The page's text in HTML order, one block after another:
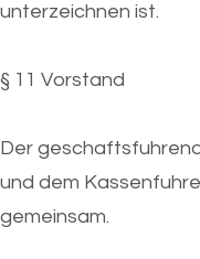
unterzeichnen ist.
§ 11 Vorstand
Der
und dem
gemeinsam.